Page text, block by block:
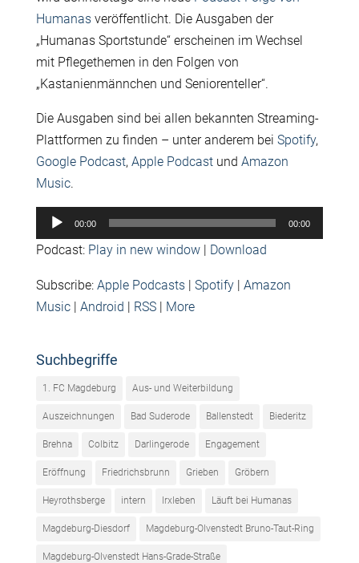
Humanasveröffentlicht. Die Ausgaben der
„Humanas Sportstunde“ erscheinen im Wechsel
mit Pflegethemen in den Folgen von
„Kastanienmännchen und Seniorenteller“.
Die Ausgaben sind bei allen bekannten Streaming-
Plattformen zu finden – unter anderem bei Spotify,
Google Podcast, Apple Podcastund Amazon
Music.
Audio-
Player
00:00 00:00
Podcast: Play in new window| Download
Subscribe: Apple Podcasts| Spotify| Amazon
Music| Android | RSS| More
Suchbegriffe
1. FC Magdeburg Aus- und Weiterbildung
Auszeichnungen Bad Suderode Ballenstedt Biederitz
Brehna Colbitz Darlingerode Engagement
Eröffnung Friedrichsbrunn Grieben Gröbern
Heyrothsberge intern Irxleben Läuft bei Humanas
Magdeburg-Diesdorf Magdeburg-Olvenstedt Bruno-Taut-Ring
Magdeburg-Olvenstedt Hans-Grade-Straße